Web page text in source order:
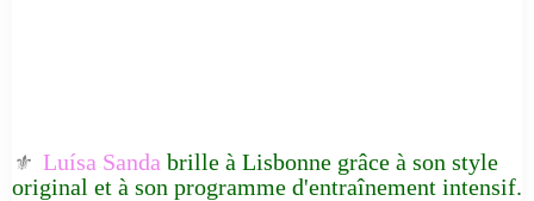
⚜️ Luísa Sanda brille à Lisbonne grâce à son style
original et à son programme d'entraînement intensif.